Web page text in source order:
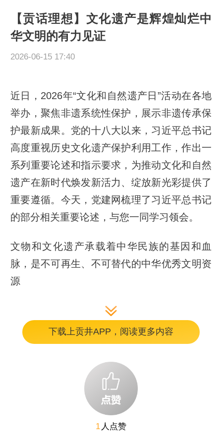
【贡话理想】文化遗产是辉煌灿烂中
华文明的有力见证
2026-06-15 17:40
近日，2026年“文化和自然遗产日”活动在各地
举办，聚焦非遗系统性保护，展示非遗传承保
护最新成果。党的十八大以来，习近平总书记
高度重视历史文化遗产保护利用工作，作出一
系列重要论述和指示要求，为推动文化和自然
遗产在新时代焕发新活力、绽放新光彩提供了
重要遵循。今天，党建网梳理了习近平总书记
的部分相关重要论述，与您一同学习领会。
文物和文化遗产承载着中华民族的基因和血
脉，是不可再生、不可替代的中华优秀文明资
源
文物和文化遗产承载着中华民族的基因和血
脉，是不可再生、不可替代的中华优秀文明资
保护传承，挖掘文物和文化遗产的多重价值，
传播更多承载中华文化、中国精神的价值符号
下载上贡井APP，阅读更多内容
1 人点赞